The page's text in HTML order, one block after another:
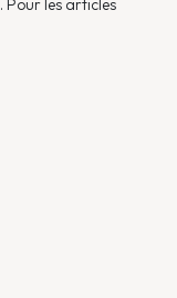
. Pour les articles